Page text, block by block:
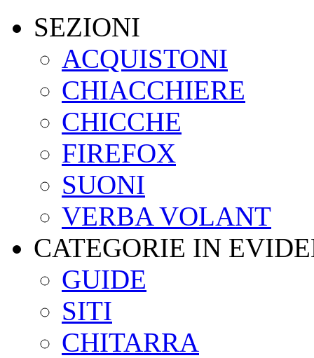
SEZIONI
ACQUISTONI
CHIACCHIERE
CHICCHE
FIREFOX
SUONI
VERBA VOLANT
CATEGORIE IN
GUIDE
SITI
CHITARRA